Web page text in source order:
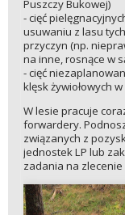
Puszczy Bukowej)
- cięć
usuwaniu z lasu
przyczyn (np.
na inne, rosnące w
- cięć
klęsk żywiołowych
W lesie pracuje
forwardery.
związanych z
jednostek LP lub
zadania na zlecenie